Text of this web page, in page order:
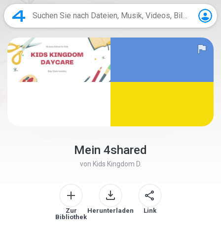
Mein 4shared
von Kids Kingdom D.
Zur
Bibliothek
Herunterladen Link